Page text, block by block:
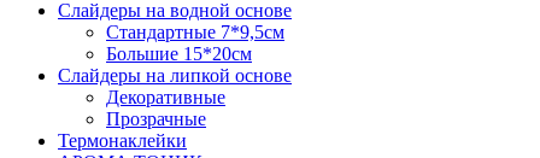
Слайдеры на водной основе
Стандартные 7*9,5см
Большие 15*20см
Слайдеры на липкой основе
Декоративные
Прозрачные
Термонаклейки